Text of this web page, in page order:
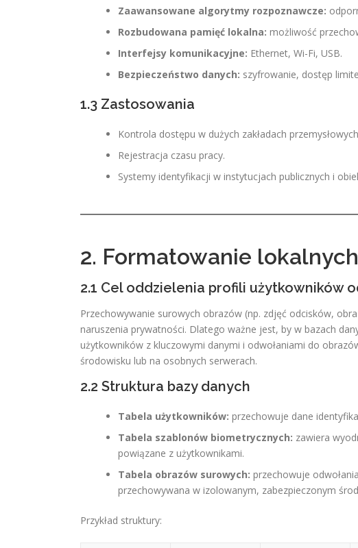
Zaawansowane algorytmy rozpoznawcze:
Rozbudowana pamięć lokalna: możliwość
Interfejsy komunikacyjne: Ethernet, Wi-Fi, USB.
Bezpieczeństwo danych: szyfrowanie, dostęp
1.3 Zastosowania
Kontrola dostępu w dużych zakładach
Rejestracja czasu pracy.
Systemy identyfikacji w instytucjach publicznych i
2. Formatowanie
2.1 Cel oddzielenia profili użytkowników
Przechowywanie surowych obrazów (np. zdjęć odcisków,
naruszenia prywatności. Dlatego ważne jest, by w bazach
użytkowników z kluczowymi danymi i odwołaniami do
środowisku lub na osobnych serwerach.
2.2 Struktura bazy danych
Tabela użytkowników: przechowuje dane
Tabela szablonów biometrycznych: zawiera
powiązane z użytkownikami.
Tabela obrazów surowych: przechowuje
przechowywana w izolowanym, zabezpieczonym
Przykład struktury: